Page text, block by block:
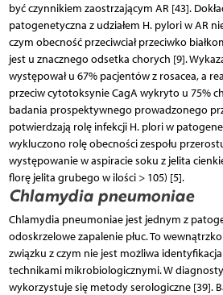
być czynnikiem zaostrzającym AR [43].
patogenetyczna z udziałem H. pylori w AR
czym obecność przeciwciał przeciwko
jest u znacznego odsetka chorych [9].
występował u 67% pacjentów z rosacea, a
przeciw cytotoksynie CagA wykryto u 75%
badania prospektywnego prowadzonego
potwierdzają rolę infekcji H. plori w
wykluczono rolę obecności zespołu
występowanie w aspiracie soku z jelita
florę jelita grubego w ilości > 105) [5].
Chlamydia pneumoniae
Chlamydia pneumoniae jest jednym z
odoskrzelowe zapalenie płuc. To
związku z czym nie jest możliwa
technikami mikrobiologicznymi. W
wykorzystuje się metody serologiczne [39].